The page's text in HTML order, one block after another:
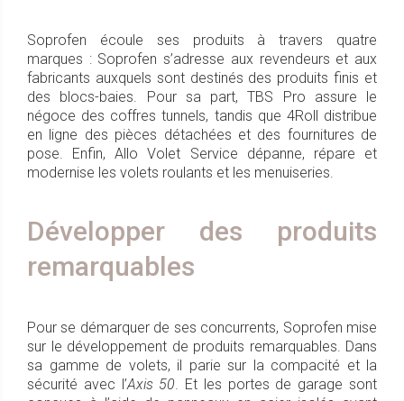
Soprofen écoule ses produits à travers quatre
marques : Soprofen s’adresse aux revendeurs et aux
fabricants auxquels sont destinés des produits finis et
des blocs-baies. Pour sa part, TBS Pro assure le
négoce des coffres tunnels, tandis que 4Roll distribue
en ligne des pièces détachées et des fournitures de
pose. Enfin, Allo Volet Service dépanne, répare et
modernise les volets roulants et les menuiseries.
Développer des produits
remarquables
Pour se démarquer de ses concurrents, Soprofen mise
sur le développement de produits remarquables. Dans
sa gamme de volets, il parie sur la compacité et la
sécurité avec l’Axis 50. Et les portes de garage sont